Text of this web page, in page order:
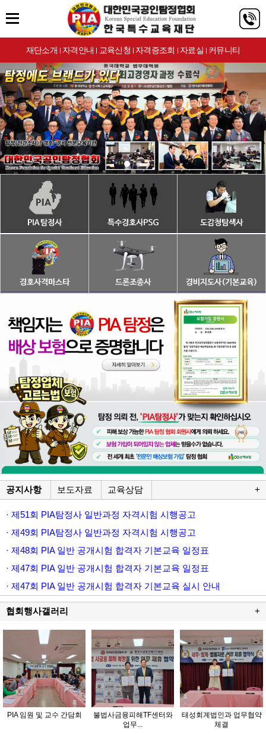
재단소개 | 자격안내 | 교육신청 | 자격증조회 | 자료실 | 커뮤니티
공지사항 보도자료 교육상담 +
· 제51회 PIA탐정사 일반과정 자격시험 시행공고
· 제49회 PIA탐정사 일반과정 자격시험 시행공고
· 제48회 PIA 일반 공개시험 합격자 기본교육 일정표
· 제47회 PIA 일반 공개시험 합격자 기본교육 일정표
· 제47회 PIA 일반 공개시험 합격자 기본교육 실시 안내
협회행사갤러리 +
PIA 임원 및 교수 간담회
불법사금융피해TF센터와
업무...
태성회계법인과 업무협약
체결